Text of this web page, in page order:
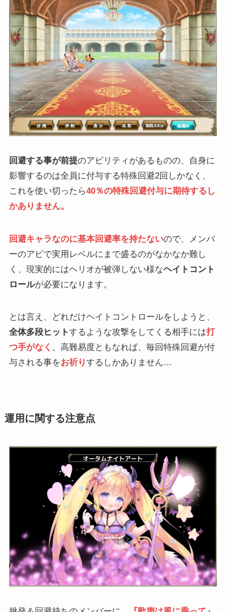
回避する事が前提のアビリティがあるものの、自身に
影響するのは全員に付与する特殊回避2回しかなく、
これを使い切ったら40％の特殊回避付与に期待するし
かありません。
回避キャラなのに基本回避率を持たないので、メンバ
ーのアビで実用レベルにまで盛るのがなかなか難し
く、現実的にはヘリオが被弾しない様なヘイトコント
ロールが必要になります。
とは言え、どれだけヘイトコントロールをしようと、
全体多段ヒットするような攻撃をしてくる相手には打
つ手がなく 、高難易度ともなれば、毎回特殊回避が付
与される事をお祈りするしかありません…
運用に関する注意点